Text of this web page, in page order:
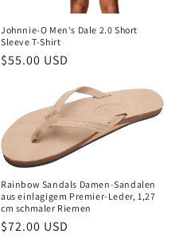
Johnnie-O Men's Dale 2.0 Short
Sleeve T-Shirt
Normaler
$55.00 USD
Rainbow Sandals Damen-Sandalen
aus einlagigem Premier-Leder, 1,27
cm schmaler Riemen
Normaler
$72.00 USD